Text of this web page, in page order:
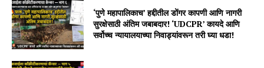
‘पुणे महापालिकाच’ हद्दीतील डोंगर कापणी आणि नागरी
सुरक्षेसाठी अंतिम जबाबदार! ‘UDCPR’ कायदे आणि
सर्वोच्च न्यायालयाच्या निवाड्यांवरून तरी घ्या धडा!